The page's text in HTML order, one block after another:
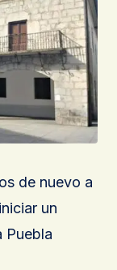
de nuevo a
un
Puebla